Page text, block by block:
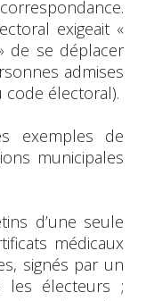
exigeait «
de se déplacer
admises
code électoral).
exemples de
municipales
d’une seule
médicaux
signés par un
les électeurs ;